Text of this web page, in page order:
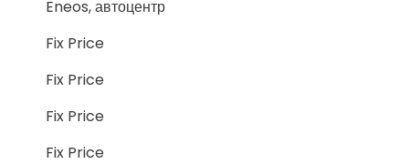
Eneos, автоцентр
Fix Price
Fix Price
Fix Price
Fix Price